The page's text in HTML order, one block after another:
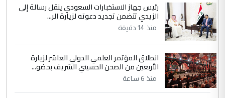
سردار
التعليق : واحد من عصابة علي ماما يسقط
جنسية الرافد الثالث للعراق ومن اصول عريقة
ابا فرات ...
الموضوع :
الجواهري يرد على صدام حسين سل
مضجعيك يابن الزنا (نص كامل)
رئيس جهاز الاستخبارات السعودي ينقل رسالة إلى
الزيدي تتضمن تجديد دعوته لزيارة الر...
منذ 14 دقيقة
انطلاق المؤتمر العلمي الدولي العاشر لزيارة
الأربعين من الصحن الحسيني الشريف بحضو...
منذ 6 ساعة